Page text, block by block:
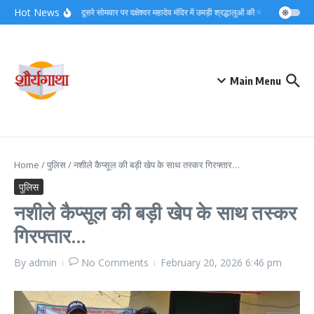
Skip to content
Hot Newsसावन के दूसरे सोमवार पर दक्षेश्वर महादेव मंदिर में उमड़ी श्रद्धालुओं की भीड़… लगातार
Main Menu
Home /पुलिस/नशीले कैप्सूल की बड़ी खेप के साथ तस्कर गिरफ्तार…
पुलिस
नशीले कैप्सूल की बड़ी खेप के साथ तस्कर
गिरफ्तार…
By admin No Comments February 20, 2026 6:46 pm